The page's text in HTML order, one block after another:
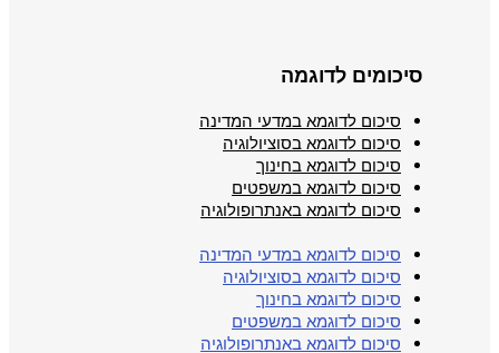
סיכומים לדוגמה
סיכום לדוגמא במדעי המדינה
סיכום לדוגמא בסוציולוגיה
סיכום לדוגמא בחינוך
סיכום לדוגמא במשפטים
סיכום לדוגמא באנתרופולוגיה
סיכום לדוגמא במדעי המדינה
סיכום לדוגמא בסוציולוגיה
סיכום לדוגמא בחינוך
סיכום לדוגמא במשפטים
סיכום לדוגמא באנתרופולוגיה